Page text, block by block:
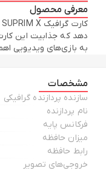
معرفی محصول
به بازی‌های ویدیویی
مشخصات
سازنده پردازنده گرافیکی
نام پردازنده
فرکانس پایه
میزان حافظه
رابط حافظه
خروجی‌های تصویر